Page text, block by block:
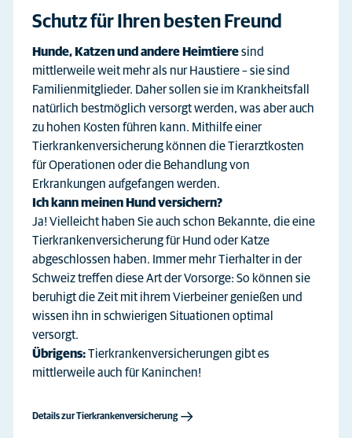
Schutz für Ihren besten Freund
Hunde, Katzen und andere Heimtieresind
mittlerweile weit mehr als nur Haustiere – sie sind
Familienmitglieder. Daher sollen sie im Krankheitsfall
natürlich bestmöglich versorgt werden, was aber auch
zu hohen Kosten führen kann. Mithilfe einer
Tierkrankenversicherung können die Tierarztkosten
für Operationen oder die Behandlung von
Erkrankungen aufgefangen werden.
Ich kann meinen Hund versichern?
Ja! Vielleicht haben Sie auch schon Bekannte, die eine
Tierkrankenversicherung für Hund oder Katze
abgeschlossen haben. Immer mehr Tierhalter in der
Schweiz treffen diese Art der Vorsorge: So können sie
beruhigt die Zeit mit ihrem Vierbeiner genießen und
wissen ihn in schwierigen Situationen optimal
versorgt.
Übrigens:Tierkrankenversicherungen gibt es
mittlerweile auch für Kaninchen!
Details zur Tierkrankenversicherung